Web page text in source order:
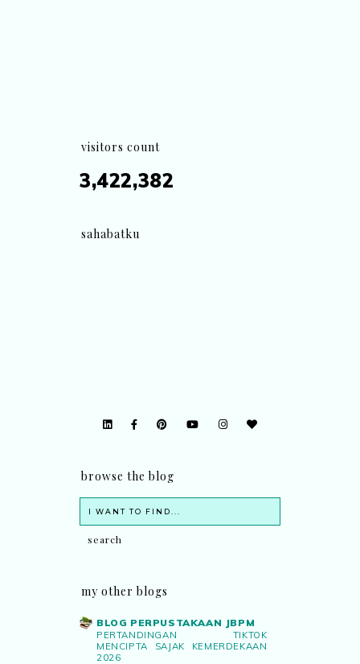
visitors count
3,422,382
sahabatku
browse the blog
my other blogs
BLOG PERPUSTAKAAN JBPM
PERTANDINGAN TIKTOK
MENCIPTA SAJAK KEMERDEKAAN
2026